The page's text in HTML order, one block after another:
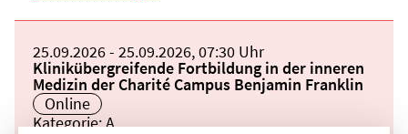
Beginn:
25.09.2026Ende und Anfangszeit:
- 25.09.2026,07:30 Uhr
Veranstaltungstitel:
Klinikübergreifende Fortbildung in der inneren
Medizin der Charité Campus Benjamin Franklin
Veranstaltungsort:
Online
Kategorie:A